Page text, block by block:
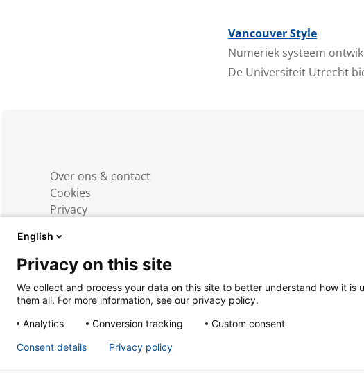
Vancouver Style
Numeriek systeem
De Universiteit Utrecht
Over ons & contact
Cookies
Privacy
English
Privacy on this site
We collect and process your data on this site to better understand how it
them all. For more information, see our privacy policy.
Analytics
Conversion tracking Custom consent
Consent details Privacy policy